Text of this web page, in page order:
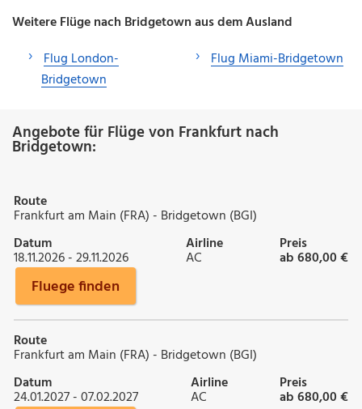
Weitere Flüge nach Bridgetown aus dem Ausland
Flug London-
Bridgetown
Flug Miami-Bridgetown
Angebote für Flüge von Frankfurt nach
Bridgetown:
Route
Frankfurt am Main (FRA) - Bridgetown (BGI)
Datum
18.11.2026 - 29.11.2026
Airline
AC
Preis
ab 680,00 €
Fluege finden
Route
Frankfurt am Main (FRA) - Bridgetown (BGI)
Datum
24.01.2027 - 07.02.2027
Airline
AC
Preis
ab 680,00 €